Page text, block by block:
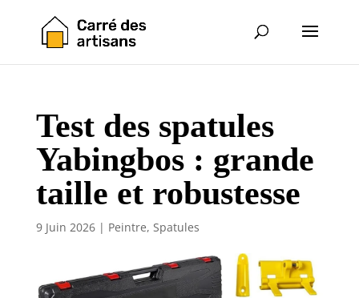
Test des spatules
Yabingbos : grande
taille et robustesse
9 Juin 2026| Peintre, Spatules